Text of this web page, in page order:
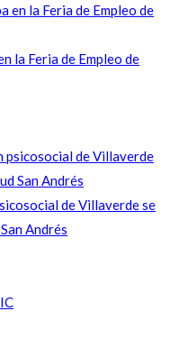
la Feria de Empleo de
de Villaverde se
Andrés